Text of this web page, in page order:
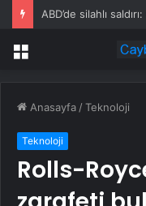
ABD’de silahlı
Menü
Anasayfa /Teknoloji
Teknoloji
Rolls-